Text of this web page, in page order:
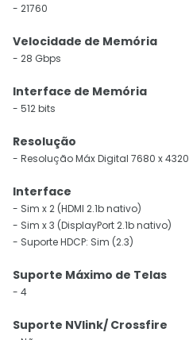
- 21760
Velocidade de Memória
- 28 Gbps
Interface de Memória
- 512 bits
Resolução
- Resolução Máx Digital 7680 x 4320
Interface
- Sim x 2 (HDMI 2.1b nativo)
- Sim x 3 (DisplayPort 2.1b nativo)
- Suporte HDCP: Sim (2.3)
Suporte Máximo de Telas
- 4
Suporte NVlink/ Crossfire